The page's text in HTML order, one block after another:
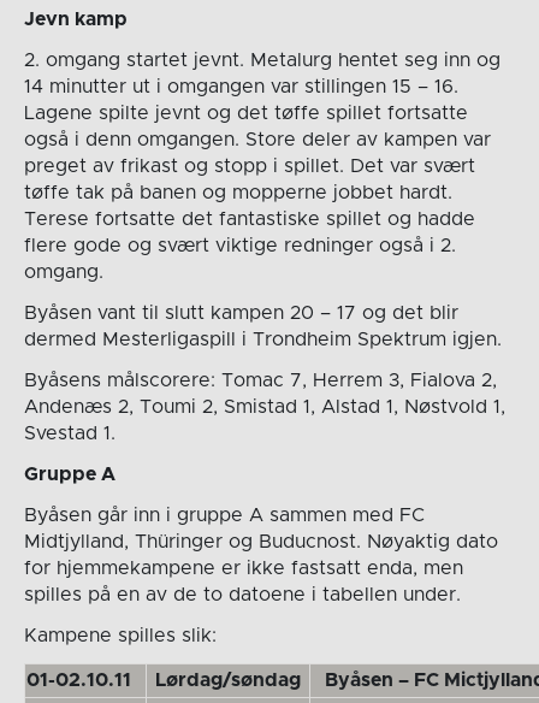
Jevn kamp
2. omgang startet jevnt. Metalurg hentet seg inn og
14 minutter ut i omgangen var stillingen 15 – 16.
Lagene spilte jevnt og det tøffe spillet fortsatte
også i denn omgangen. Store deler av kampen var
preget av frikast og stopp i spillet. Det var svært
tøffe tak på banen og mopperne jobbet hardt.
Terese fortsatte det fantastiske spillet og hadde
flere gode og svært viktige redninger også i 2.
omgang.
Byåsen vant til slutt kampen 20 – 17 og det blir
dermed Mesterligaspill i Trondheim Spektrum igjen.
Byåsens målscorere: Tomac 7, Herrem 3, Fialova 2,
Andenæs 2, Toumi 2, Smistad 1, Alstad 1, Nøstvold 1,
Svestad 1.
Gruppe A
Byåsen går inn i gruppe A sammen med FC
Midtjylland, Thüringer og Buducnost. Nøyaktig dato
for hjemmekampene er ikke fastsatt enda, men
spilles på en av de to datoene i tabellen under.
Kampene spilles slik:
01-02.10.11 Lørdag/søndag
Byåsen – FC